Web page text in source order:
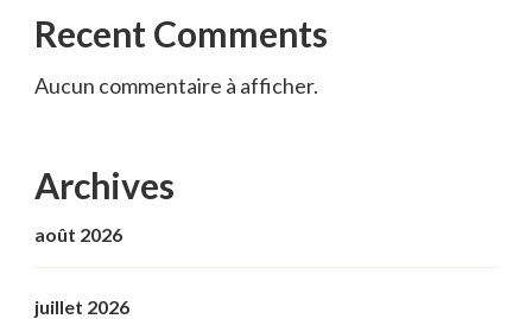
Recent Comments
Aucun commentaire à afficher.
Archives
août 2026
juillet 2026